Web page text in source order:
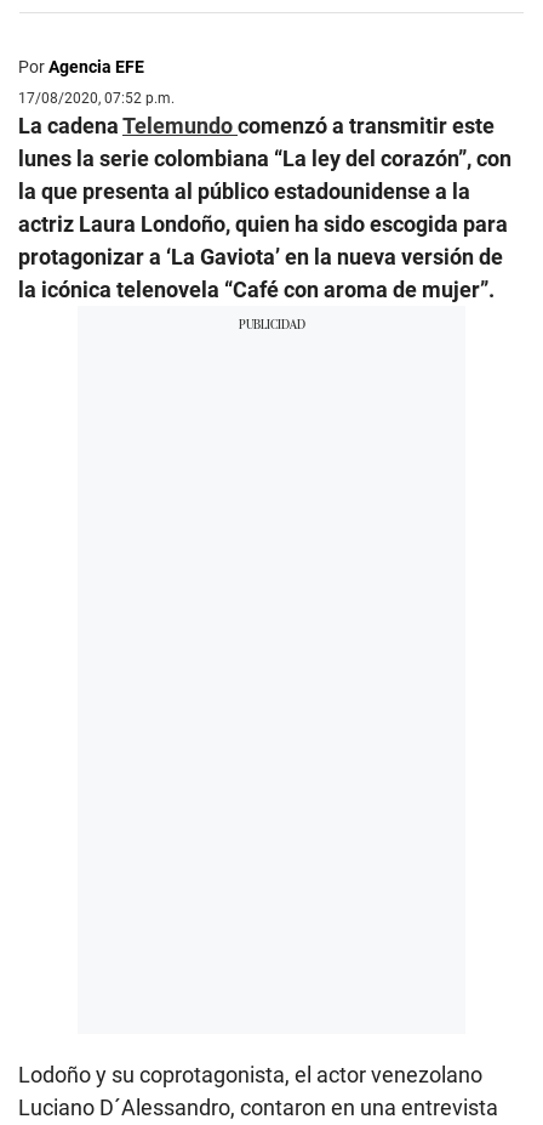
PorAgencia EFE
17/08/2020, 07:52 p.m.
La cadenaTelemundocomenzó a transmitir este
lunes la serie colombiana “La ley del corazón”, con
la que presenta al público estadounidense a la
actriz Laura Londoño, quien ha sido escogida para
protagonizar a ‘La Gaviota’ en la nueva versión de
la icónica telenovela “Café con aroma de mujer”.
Lodoño y su coprotagonista, el actor venezolano
Luciano D´Alessandro, contaron en una entrevista